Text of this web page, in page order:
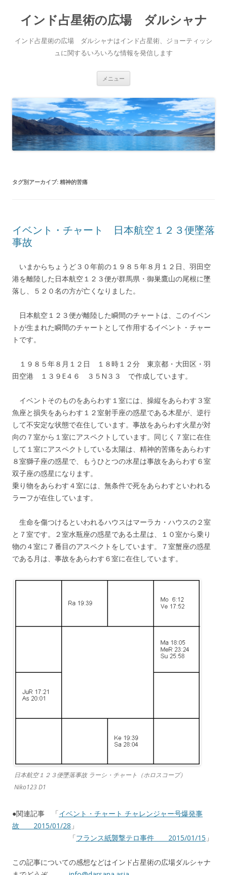
インド占星術の広場 ダルシャナ
インド占星術の広場 ダルシャナはインド占星術、ジョーティッシ
ュに関するいろいろな情報を発信します
メニュー
タグ別アーカイブ: 精神的苦痛
イベント・チャート 日本航空１２３便墜落
事故
いまからちょうど３０年前の１９８５年８月１２日、羽田空
港を離陸した日本航空１２３便が群馬県・御巣鷹山の尾根に墜
落し、５２０名の方が亡くなりました。
日本航空１２３便が離陸した瞬間のチャートは、このイベン
トが生まれた瞬間のチャートとして作用するイベント・チャー
トです。
１９８５年８月１２日 １８時１２分 東京都・大田区・羽
田空港 １３９E４６ ３５N３３ で作成しています。
イベントそのものをあらわす１室には、操縦をあらわす３室
魚座と損失をあらわす１２室射手座の惑星である木星が、逆行
して不安定な状態で在住しています。事故をあらわす火星が対
向の７室から１室にアスペクトしています。同じく７室に在住
して１室にアスペクトしている太陽は、精神的苦痛をあらわす
８室獅子座の惑星で、もうひとつの水星は事故をあらわす６室
双子座の惑星になります。
乗り物をあらわす４室には、無条件で死をあらわすといわれる
ラーフが在住しています。
生命を傷つけるといわれるハウスはマーラカ・ハウスの２室
と７室です。２室水瓶座の惑星である土星は、１０室から乗り
物の４室に７番目のアスペクトをしています。７室蟹座の惑星
である月は、事故をあらわす６室に在住しています。
日本航空１２３便墜落事故 ラーシ・チャート（ホロスコープ）
Niko123 D1
●関連記事 「イベント・チャート チャレンジャー号爆発事
故 2015/01/28 」
「フランス紙襲撃テロ事件 2015/01/15 」
この記事についての感想などはインド占星術の広場ダルシャナ